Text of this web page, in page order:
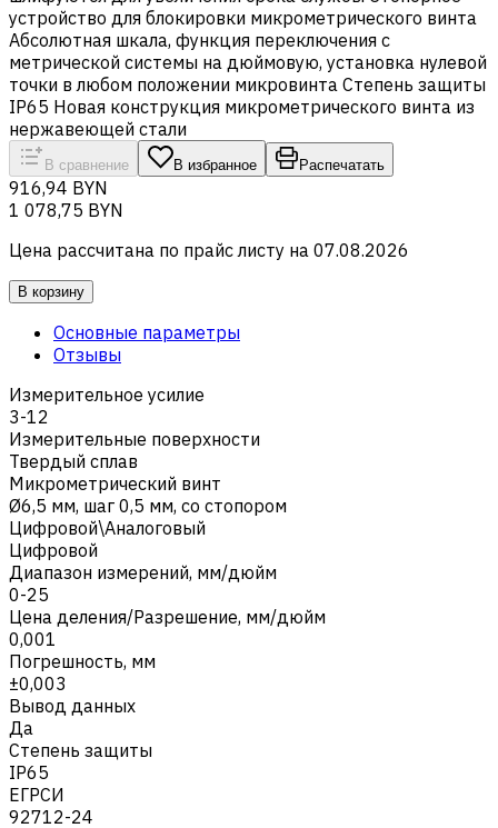
устройство для блокировки микрометрического винта
Абсолютная шкала, функция переключения с
метрической системы на дюймовую, установка нулевой
точки в любом положении микровинта Степень защиты
IP65 Новая конструкция микрометрического винта из
нержавеющей стали
В сравнение В избранное Распечатать
916,94 BYN
1 078,75 BYN
Цена рассчитана по прайс листу на 07.08.2026
В корзину
Основные параметры
Отзывы
Измерительное усилие
3-12
Измерительные поверхности
Твердый сплав
Микрометрический винт
Ø6,5 мм, шаг 0,5 мм, со стопором
Цифровой\Аналоговый
Цифровой
Диапазон измерений, мм/дюйм
0-25
Цена деления/Разрешение, мм/дюйм
0,001
Погрешность, мм
±0,003
Вывод данных
Да
Степень защиты
IP65
ЕГРСИ
92712-24